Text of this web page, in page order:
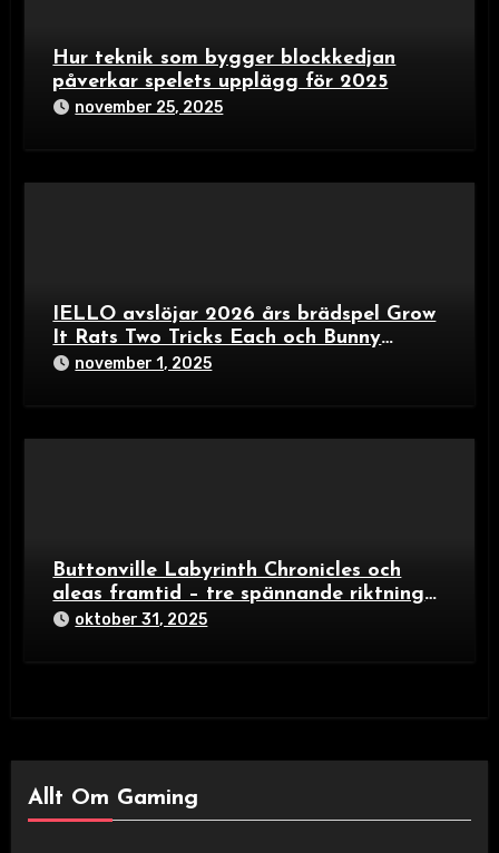
Hur teknik som bygger blockkedjan
påverkar spelets upplägg för 2025
november 25, 2025
IELLO avslöjar 2026 års brädspel Grow
It Rats Two Tricks Each och Bunny
Builders – färgexplosion för familjer och
november 1, 2025
Buttonville Labyrinth Chronicles och
aleas framtid – tre spännande riktningar
i brädspelsvärlden 2024
oktober 31, 2025
Allt Om Gaming